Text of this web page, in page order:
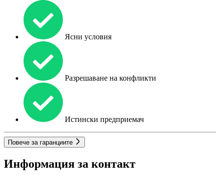
Ясни условия
Разрешаване на конфликти
Истински предприемач
Повече за гаранциите
Информация за контакт